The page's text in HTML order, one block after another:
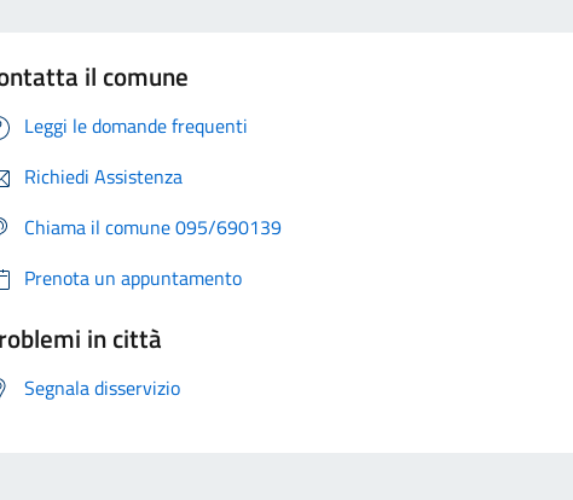
il comune
Leggi le domande frequenti
Richiedi Assistenza
Chiama il comune 095/690139
Prenota un appuntamento
in città
Segnala disservizio